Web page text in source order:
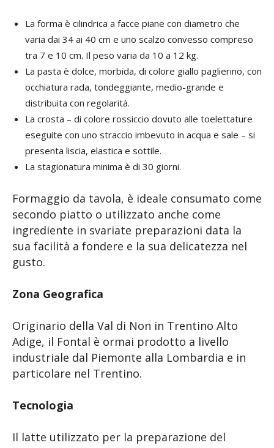
La forma è cilindrica a facce piane con diametro che
varia dai 34 ai 40 cm e uno scalzo convesso compreso
tra 7 e 10 cm. Il peso varia da 10 a 12 kg.
La pasta è dolce, morbida, di colore giallo paglierino, con
occhiatura rada, tondeggiante, medio-grande e
distribuita con regolarità.
La crosta – di colore rossiccio dovuto alle toelettature
eseguite con uno straccio imbevuto in acqua e sale – si
presenta liscia, elastica e sottile.
La stagionatura minima è di 30 giorni.
Formaggio da tavola, è ideale consumato come
secondo piatto o utilizzato anche come
ingrediente in svariate preparazioni data la
sua facilità a fondere e la sua delicatezza nel
gusto.
Zona Geografica
Originario della Val di Non in Trentino Alto
Adige, il Fontal è ormai prodotto a livello
industriale dal Piemonte alla Lombardia e in
particolare nel Trentino.
Tecnologia
Il latte utilizzato per la preparazione del